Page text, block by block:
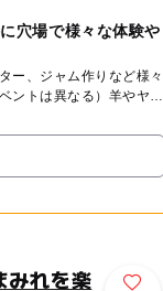
穴場で様々な体験や
ー、ジャム作りなど様々
ントは異なる）羊やヤギ
みれを楽